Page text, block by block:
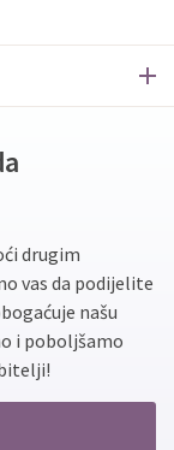
drugim
vas da podijelite
našu
i poboljšamo